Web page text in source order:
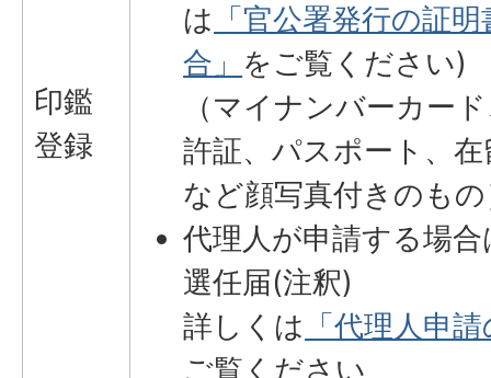
印鑑
登録
は 「官公署発行の証
合」 をご覧ください)
（マイナンバーカー
許証、パスポート、
など顔写真付きのも
代理人が申請する場
選任届(注釈)
詳しくは 「代理人申
ご覧ください